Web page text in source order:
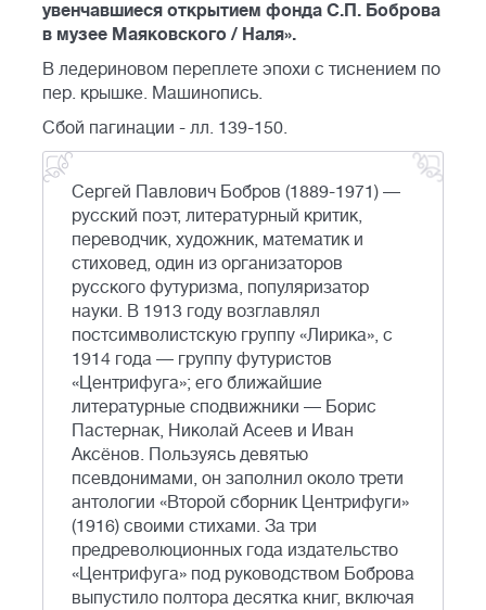
увенчавшиеся открытием фонда С.П. Боброва
в музее Маяковского / Наля».
В ледериновом переплете эпохи с тиснением по
пер. крышке. Машинопись.
Сбой пагинации - лл. 139-150.
Сергей Павлович Бобров (1889-1971) —
русский поэт, литературный критик,
переводчик, художник, математик и
стиховед, один из организаторов
русского футуризма, популяризатор
науки. В 1913 году возглавлял
постсимволистскую группу «Лирика», с
1914 года — группу футуристов
«Центрифуга»; его ближайшие
литературные сподвижники — Борис
Пастернак, Николай Асеев и Иван
Аксёнов. Пользуясь девятью
псевдонимами, он заполнил около трети
антологии «Второй сборник Центрифуги»
(1916) своими стихами. За три
предреволюционных года издательство
«Центрифуга» под руководством Боброва
выпустило полтора десятка книг, включая